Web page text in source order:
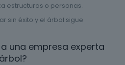
estructuras o personas.
sin éxito y el árbol sigue
una empresa experta